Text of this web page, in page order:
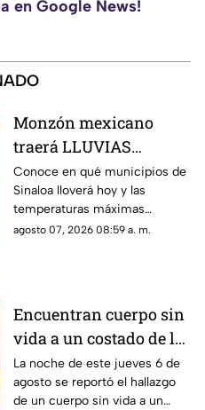
en Google News!
Monzón mexicano
traerá LLUVIAS
FUERTES para Sinaloa
HOY: conoce en qué
municipios
Conoce en qué municipios de
Sinaloa lloverá hoy y las
temperaturas máximas
esperadas: este es el
agosto 07, 2026 08:59 a. m.
Encuentran cuerpo sin
vida a un costado de la
carretera Culiacán-
Eldorado, en Costa Rica
La noche de este jueves 6 de
agosto se reportó el hallazgo
de un cuerpo sin vida a un